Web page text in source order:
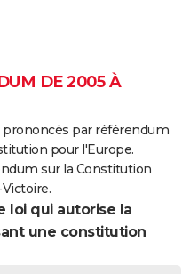
DE 2005 À
prononcés par référendum
pour l'Europe.
sur la Constitution
loi qui autorise la
une constitution